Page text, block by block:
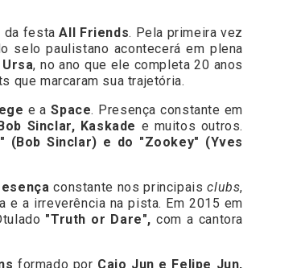
da festaAll Friends. Pela primeira vez
selo paulistano acontecerá em plena
Ursa, no ano que ele completa 20 anos
que marcaram sua trajetória.
e aSpace. Presença constante em
Sinclar, Kaskade e muitos outros.
(Bob Sinclar) e do "Zookey" (Yves
constante nos principaisclubs,
a irreverência na pista. Em 2015 em
"Truth or Dare", com a cantora
formado por Caio Jun e Felipe Jun,